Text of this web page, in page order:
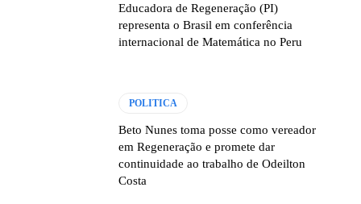
Educadora de Regeneração (PI)
representa o Brasil em conferência
internacional de Matemática no Peru
POLITICA
Beto Nunes toma posse como vereador
em Regeneração e promete dar
continuidade ao trabalho de Odeilton
Costa